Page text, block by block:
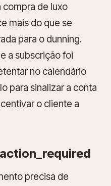
compra de luxo
mais do que se
para o dunning.
a subscrição foi
no calendário
para sinalizar a conta
o cliente a
precisa de